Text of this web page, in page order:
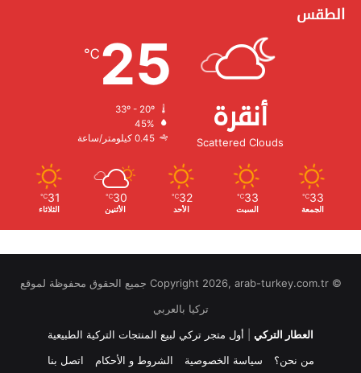
الطقس
أنقرة
Scattered Clouds
25
℃
الرطوبة:
الرياح:
33
℃
الجمعة
33
℃
السبت
32
℃
الأحد
30
℃
الأثنين
31
℃
الثلاثاء
© Copyright 2026, arab-turkey.com.tr جميع الحقوق محفوظة لموقع
تركيا بالعربي
العطار التركي
أول متجر تركي لبيع المنتجات التركية الطبيعية
من نحن؟
سياسة الخصوصية الشروط و الأحكام اتصل بنا